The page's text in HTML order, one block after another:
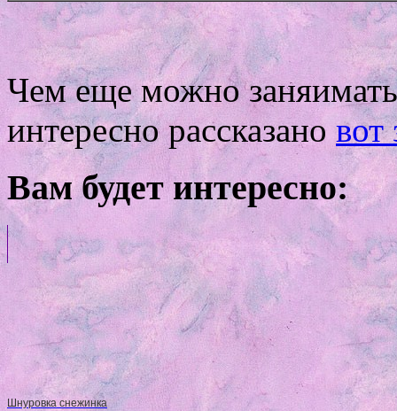
Чем еще можно
интересно рассказано вот
Вам будет интересно:
Шнуровка снежинка